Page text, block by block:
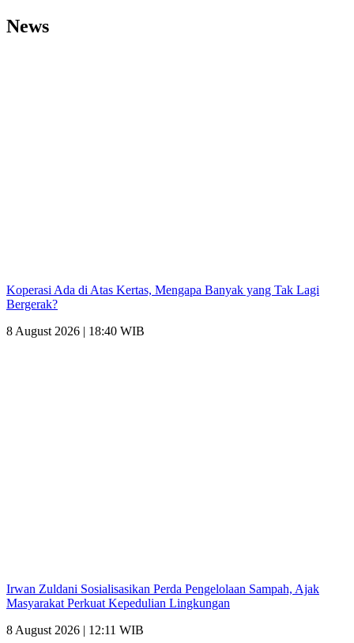
News
Koperasi Ada di Atas Kertas, Mengapa Banyak yang Tak Lagi
Bergerak?
8 August 2026 | 18:40 WIB
Irwan Zuldani Sosialisasikan Perda Pengelolaan Sampah, Ajak
Masyarakat Perkuat Kepedulian Lingkungan
8 August 2026 | 12:11 WIB